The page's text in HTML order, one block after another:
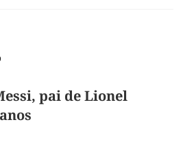
pai de Lionel